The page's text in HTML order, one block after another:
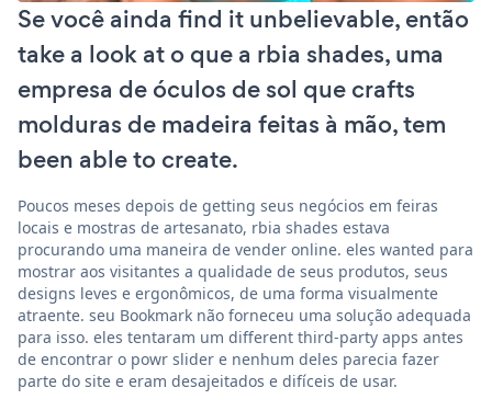
Se você ainda find it unbelievable, então
take a look at o que a rbia shades, uma
empresa de óculos de sol que crafts
molduras de madeira feitas à mão, tem
been able to create.
Poucos meses depois de getting seus negócios em feiras
locais e mostras de artesanato, rbia shades estava
procurando uma maneira de vender online. eles wanted para
mostrar aos visitantes a qualidade de seus produtos, seus
designs leves e ergonômicos, de uma forma visualmente
atraente. seu Bookmark não forneceu uma solução adequada
para isso. eles tentaram um different third-party apps antes
de encontrar o powr slider e nenhum deles parecia fazer
parte do site e eram desajeitados e difíceis de usar.